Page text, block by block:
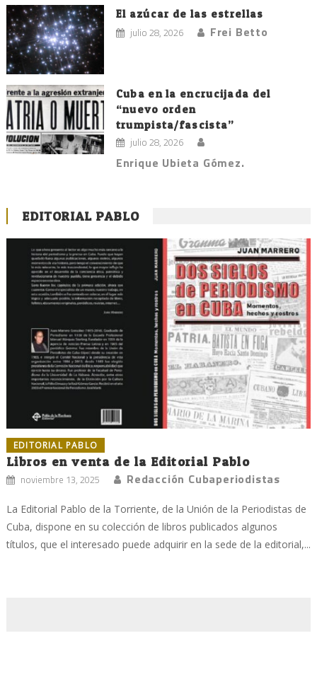
El azúcar de las estrellas
julio 28, 2026 Frei Betto
Cuba en la encrucijada del
“nuevo orden
trumpista/fascista”
julio 28, 2026
Enrique Ubieta Gómez.
EDITORIAL PABLO
EDITORIAL PABLO
Libros en venta de la Editorial Pablo
noviembre 13, 2025 Redacción Cubaperiodistas
La Editorial Pablo de la Torriente, de la Unión de la Periodistas de
Cuba, dispone en su colección de libros publicados algunos
títulos, que el interesado puede adquirir en la sede de la editorial,...